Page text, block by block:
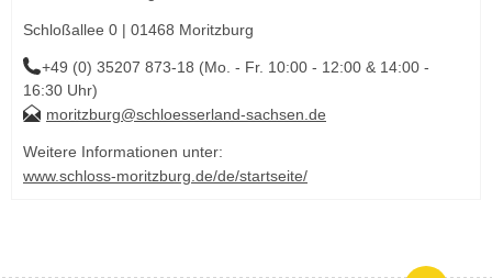
Schloßallee 0 | 01468 Moritzburg
+49 (0) 35207 873-18 (Mo. - Fr. 10:00 - 12:00 & 14:00 -
16:30 Uhr)
moritzburg@schloesserland-sachsen.de
Weitere Informationen unter:
www.schloss-moritzburg.de/de/startseite/